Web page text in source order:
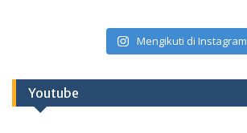
Mengikuti di Instagram
Youtube